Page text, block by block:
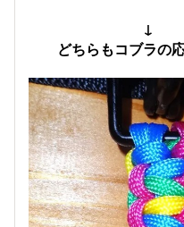
どちらもコブラの応